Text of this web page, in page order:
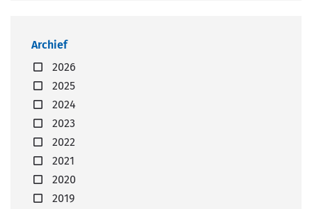
Archief
2026
2025
2024
2023
2022
2021
2020
2019